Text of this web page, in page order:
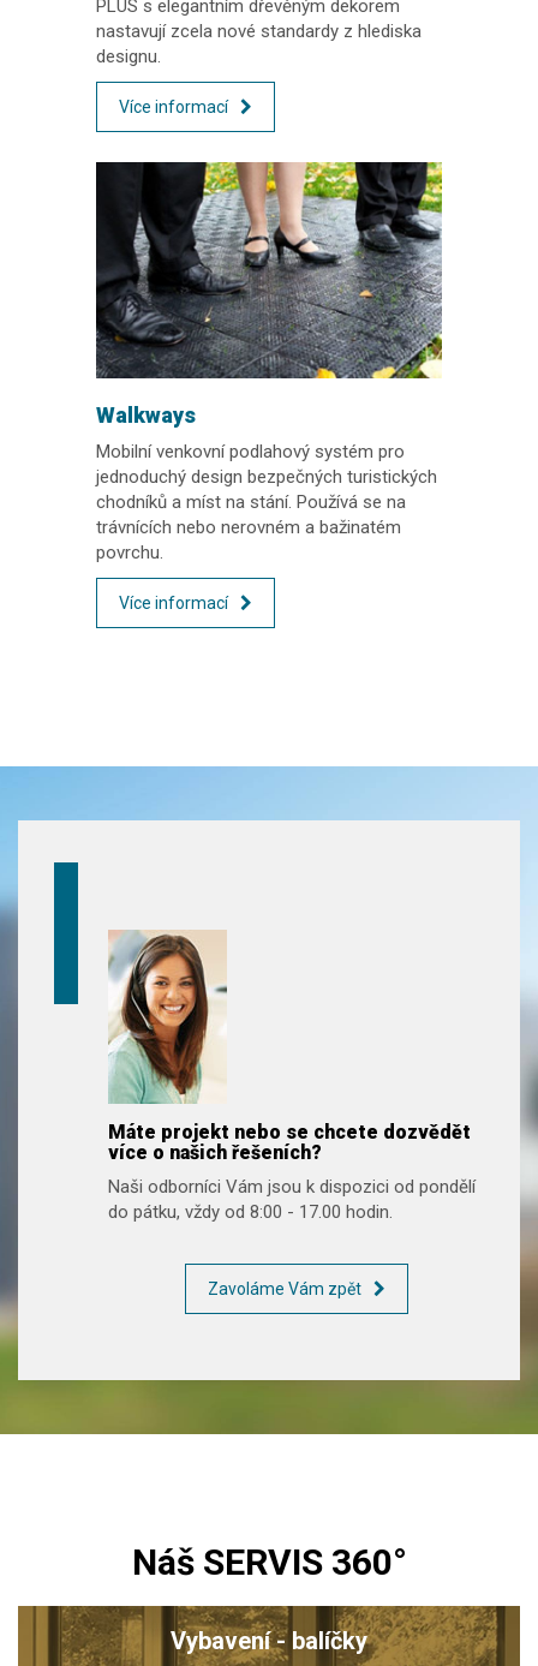
PLUS s elegantním dřevěným dekorem
nastavují zcela nové standardy z hlediska
designu.
Více informací
Walkways
Mobilní venkovní podlahový systém pro
jednoduchý design bezpečných turistických
chodníků a míst na stání. Používá se na
trávnících nebo nerovném a bažinatém
povrchu.
Více informací
Máte projekt nebo se chcete dozvědět
více o našich řešeních?
Naši odborníci Vám jsou k dispozici od pondělí
do pátku, vždy od 8:00 - 17.00 hodin.
Zavoláme Vám zpět
Náš SERVIS 360°
Vybavení - balíčky